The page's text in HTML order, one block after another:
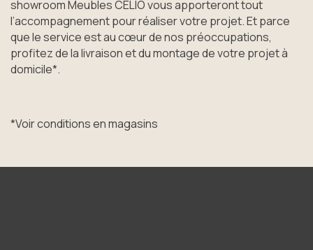
showroom Meubles CELIO vous apporteront tout
l’accompagnement pour réaliser votre projet. Et parce
que le service est au cœur de nos préoccupations,
profitez de la livraison et du montage de votre projet à
domicile*.
*Voir conditions en magasins